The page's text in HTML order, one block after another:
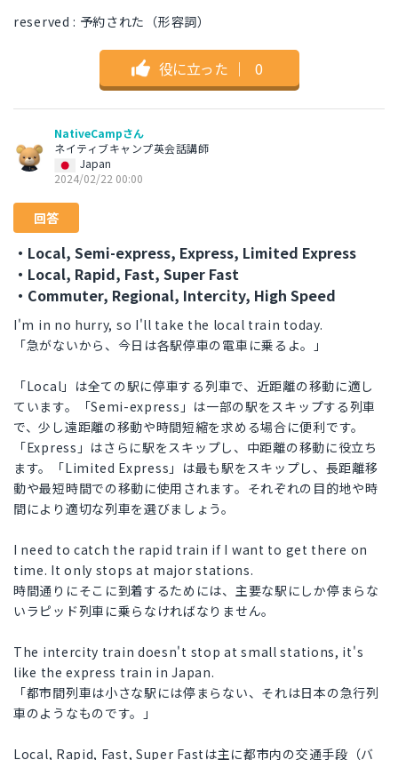
reserved : 予約された（形容詞）
役に立った ｜ 0
NativeCampさん
ネイティブキャンプ英会話講師
Japan
2024/02/22 00:00
回答
・Local, Semi-express, Express, Limited Express
・Local, Rapid, Fast, Super Fast
・Commuter, Regional, Intercity, High Speed
I'm in no hurry, so I'll take the local train today.
「急がないから、今日は各駅停車の電車に乗るよ。」
「Local」は全ての駅に停車する列車で、近距離の移動に適し
ています。「Semi-express」は一部の駅をスキップする列車
で、少し遠距離の移動や時間短縮を求める場合に便利です。
「Express」はさらに駅をスキップし、中距離の移動に役立ち
ます。「Limited Express」は最も駅をスキップし、長距離移
動や最短時間での移動に使用されます。それぞれの目的地や時
間により適切な列車を選びましょう。
I need to catch the rapid train if I want to get there on
time. It only stops at major stations.
時間通りにそこに到着するためには、主要な駅にしか停まらな
いラピッド列車に乗らなければなりません。
The intercity train doesn't stop at small stations, it's
like the express train in Japan.
「都市間列車は小さな駅には停まらない、それは日本の急行列
車のようなものです。」
Local, Rapid, Fast, Super Fastは主に都市内の交通手段（バ